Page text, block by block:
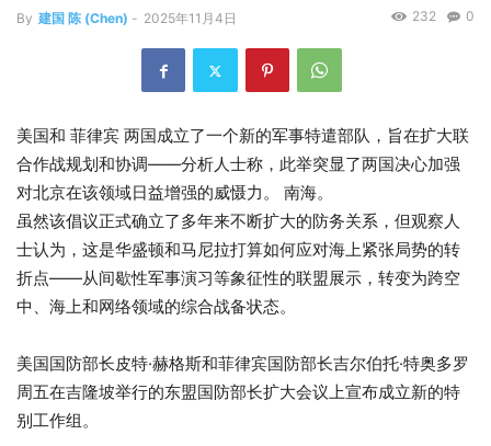
By 建国 陈 (Chen) - 2025年11月4日 0
232
美国和 菲律宾 两国成立了一个新的军事特遣部队，旨在扩大联
合作战规划和协调——分析人士称，此举突显了两国决心加强
对北京在该领域日益增强的威慑力。 南海。
虽然该倡议正式确立了多年来不断扩大的防务关系，但观察人
士认为，这是华盛顿和马尼拉打算如何应对海上紧张局势的转
折点——从间歇性军事演习等象征性的联盟展示，转变为跨空
中、海上和网络领域的综合战备状态。
美国国防部长皮特·赫格斯和菲律宾国防部长吉尔伯托·特奥多罗
周五在吉隆坡举行的东盟国防部长扩大会议上宣布成立新的特
别工作组。